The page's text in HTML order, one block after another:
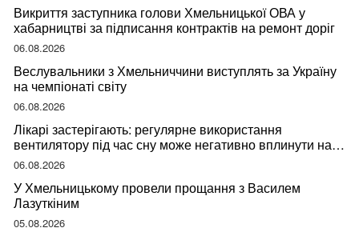
Викриття заступника голови Хмельницької ОВА у
хабарництві за підписання контрактів на ремонт доріг
06.08.2026
Веслувальники з Хмельниччини виступлять за Україну
на чемпіонаті світу
06.08.2026
Лікарі застерігають: регулярне використання
вентилятору під час сну може негативно вплинути на
ваше здоров’я
06.08.2026
У Хмельницькому провели прощання з Василем
Лазуткіним
05.08.2026